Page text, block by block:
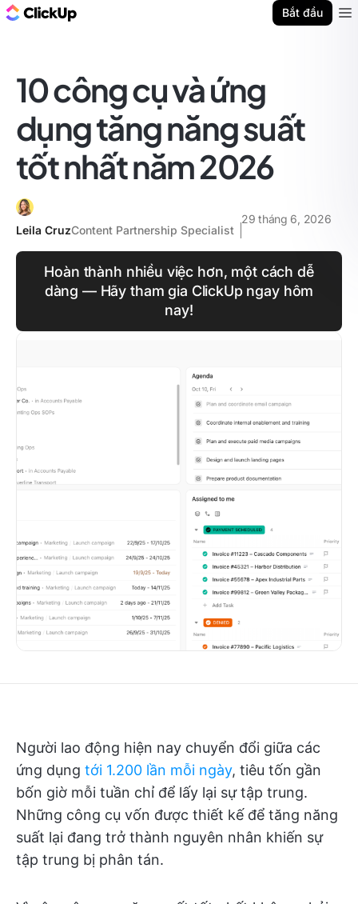
Bắt đầu
10 công cụ và ứng
dụng tăng năng suất
tốt nhất năm 2026
Leila CruzContent Partnership Specialist
29 tháng 6, 2026
Hoàn thành nhiều việc hơn, một cách dễ
dàng — Hãy tham gia ClickUp ngay hôm
nay!
Người lao động hiện nay chuyển đổi giữa các
ứng dụng tới 1.200 lần mỗi ngày, tiêu tốn gần
bốn giờ mỗi tuần chỉ để lấy lại sự tập trung.
Những công cụ vốn được thiết kế để tăng năng
suất lại đang trở thành nguyên nhân khiến sự
tập trung bị phân tán.